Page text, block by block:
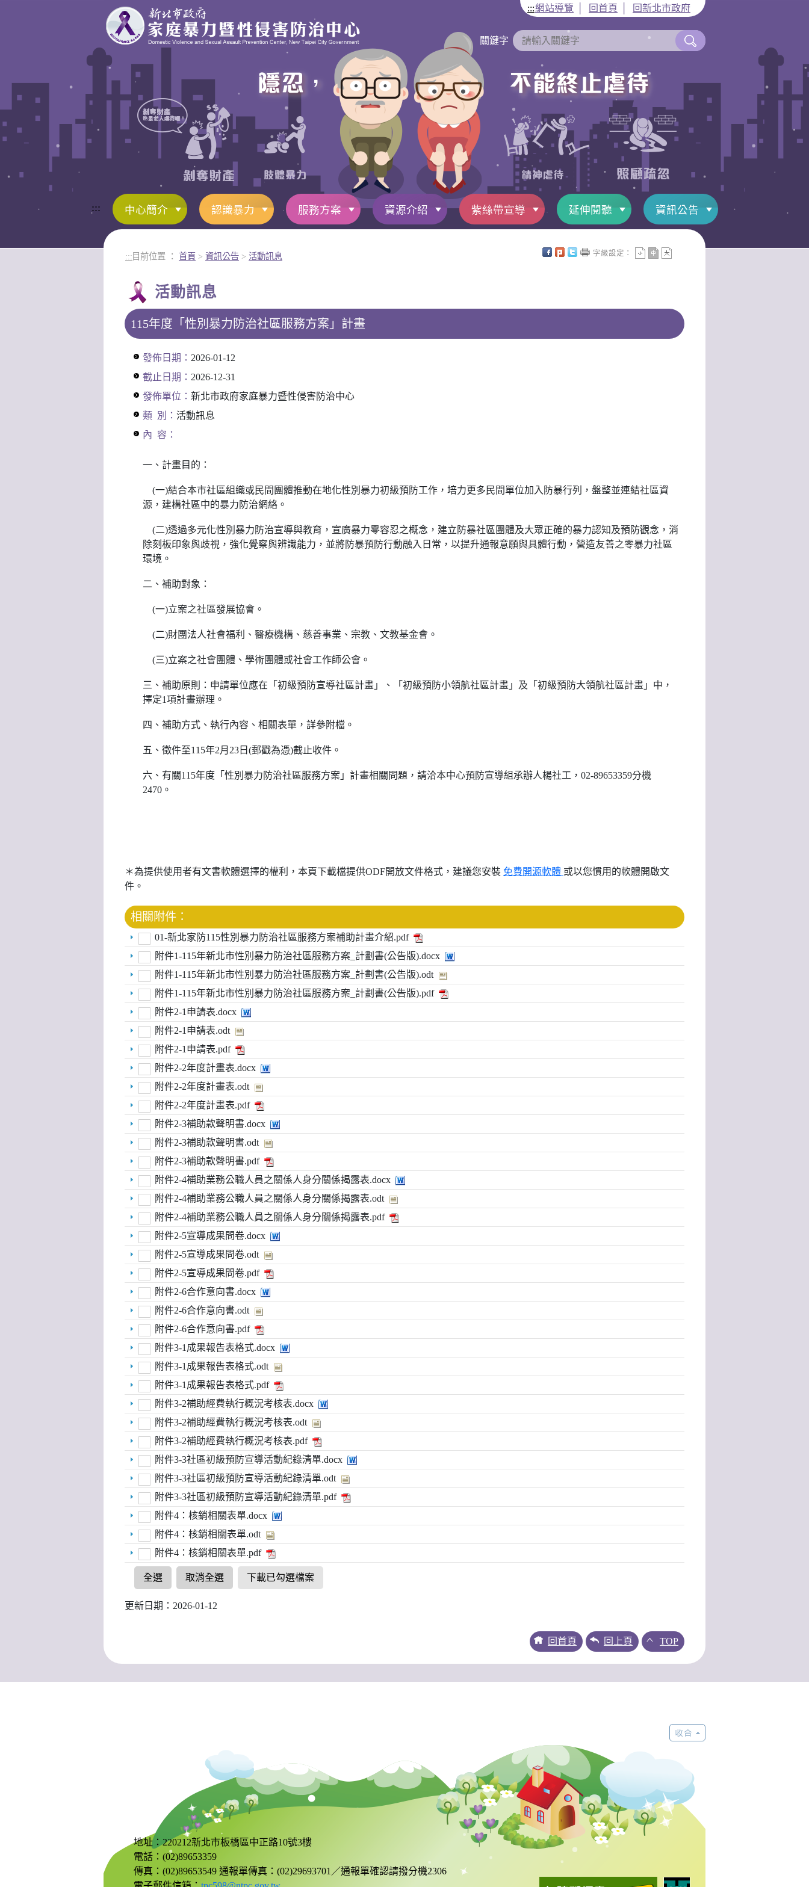
:::網站導覽 回首頁 回新北市政府
關鍵字
::: 中心簡介 認識暴力 服務方案 資源介紹 紫絲帶宣導 延伸閱聽 資訊公告
:::目前位置 ： 首頁 > 資訊公告 > 活動訊息
活動訊息
字級設定：
115年度「性別暴力防治社區服務方案」計畫
發佈日期： 2026-01-12
截止日期： 2026-12-31
發佈單位： 新北市政府家庭暴力暨性侵害防治中心
類 別： 活動訊息
內 容：
一、計畫目的：
(一)結合本市社區組織或民間團體推動在地化性別暴力初級預防工作，培力更多民間單位加入防暴行列，盤整並連結社區資
源，建構社區中的暴力防治網絡。
(二)透過多元化性別暴力防治宣導與教育，宣廣暴力零容忍之概念，建立防暴社區團體及大眾正確的暴力認知及預防觀念，消
除刻板印象與歧視，強化覺察與辨識能力，並將防暴預防行動融入日常，以提升通報意願與具體行動，營造友善之零暴力社區
環境。
二、補助對象：
(一)立案之社區發展協會。
(二)財團法人社會福利、醫療機構、慈善事業、宗教、文教基金會。
(三)立案之社會團體、學術團體或社會工作師公會。
三、補助原則：申請單位應在「初級預防宣導社區計畫」、「初級預防小領航社區計畫」及「初級預防大領航社區計畫」中，
擇定1項計畫辦理。
四、補助方式、執行內容、相關表單，詳參附檔。
五、徵件至115年2月23日(郵戳為憑)截止收件。
六、有關115年度「性別暴力防治社區服務方案」計畫相關問題，請洽本中心預防宣導組承辦人楊社工，02-89653359分機
2470。
＊為提供使用者有文書軟體選擇的權利，本頁下載檔提供ODF開放文件格式，建議您安裝 免費開源軟體 或以您慣用的軟體開啟文
件。
相關附件：
01-新北家防115性別暴力防治社區服務方案補助計畫介紹.pdf
附件1-115年新北市性別暴力防治社區服務方案_計劃書(公告版).docx
附件1-115年新北市性別暴力防治社區服務方案_計劃書(公告版).odt
附件1-115年新北市性別暴力防治社區服務方案_計劃書(公告版).pdf
附件2-1申請表.docx
附件2-1申請表.odt
附件2-1申請表.pdf
附件2-2年度計畫表.docx
附件2-2年度計畫表.odt
附件2-2年度計畫表.pdf
附件2-3補助款聲明書.docx
附件2-3補助款聲明書.odt
附件2-3補助款聲明書.pdf
附件2-4補助業務公職人員之關係人身分關係揭露表.docx
附件2-4補助業務公職人員之關係人身分關係揭露表.odt
附件2-4補助業務公職人員之關係人身分關係揭露表.pdf
附件2-5宣導成果問卷.docx
附件2-5宣導成果問卷.odt
附件2-5宣導成果問卷.pdf
附件2-6合作意向書.docx
附件2-6合作意向書.odt
附件2-6合作意向書.pdf
附件3-1成果報告表格式.docx
附件3-1成果報告表格式.odt
附件3-1成果報告表格式.pdf
附件3-2補助經費執行概況考核表.docx
附件3-2補助經費執行概況考核表.odt
附件3-2補助經費執行概況考核表.pdf
附件3-3社區初級預防宣導活動紀錄清單.docx
附件3-3社區初級預防宣導活動紀錄清單.odt
附件3-3社區初級預防宣導活動紀錄清單.pdf
附件4：核銷相關表單.docx
附件4：核銷相關表單.odt
附件4：核銷相關表單.pdf
全選 取消全選 下載已勾選檔案
更新日期：2026-01-12
回首頁 回上頁 TOP
地址：220212新北市板橋區中正路10號3樓
電話：(02)89653359
傳真：(02)89653549 通報單傳真：(02)29693701／通報單確認請撥分機2306